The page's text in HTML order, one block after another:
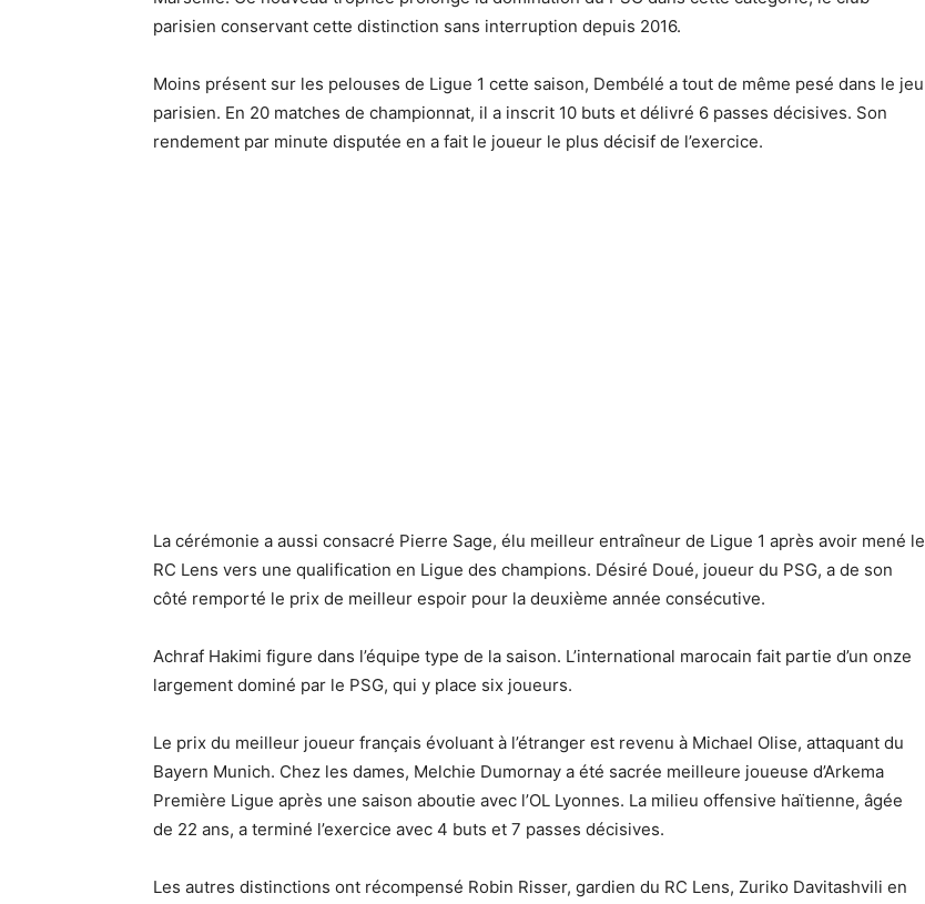
parisien conservant cette distinction sans interruption depuis 2016.
Moins présent sur les pelouses de Ligue 1 cette saison, Dembélé a tout de même pesé dans le jeu
parisien. En 20 matches de championnat, il a inscrit 10 buts et délivré 6 passes décisives. Son
rendement par minute disputée en a fait le joueur le plus décisif de l’exercice.
La cérémonie a aussi consacré Pierre Sage, élu meilleur entraîneur de Ligue 1 après avoir mené le
RC Lens vers une qualification en Ligue des champions. Désiré Doué, joueur du PSG, a de son
côté remporté le prix de meilleur espoir pour la deuxième année consécutive.
Achraf Hakimi figure dans l’équipe type de la saison. L’international marocain fait partie d’un onze
largement dominé par le PSG, qui y place six joueurs.
Le prix du meilleur joueur français évoluant à l’étranger est revenu à Michael Olise, attaquant du
Bayern Munich. Chez les dames, Melchie Dumornay a été sacrée meilleure joueuse d’Arkema
Première Ligue après une saison aboutie avec l’OL Lyonnes. La milieu offensive haïtienne, âgée
de 22 ans, a terminé l’exercice avec 4 buts et 7 passes décisives.
Les autres distinctions ont récompensé Robin Risser, gardien du RC Lens, Zuriko Davitashvili en